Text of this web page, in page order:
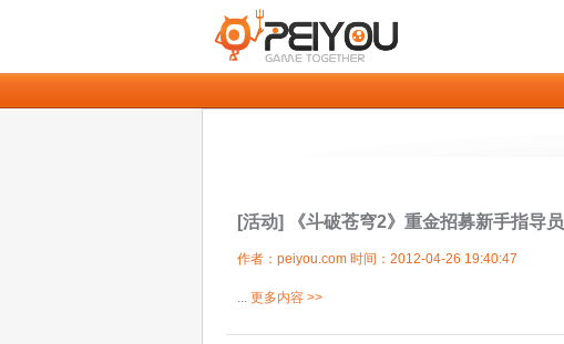
[活动] 《斗破苍穹2》重金招募新手指导员
作者：peiyou.com 时间：2012-04-26 19:40:47
... 更多内容 >>